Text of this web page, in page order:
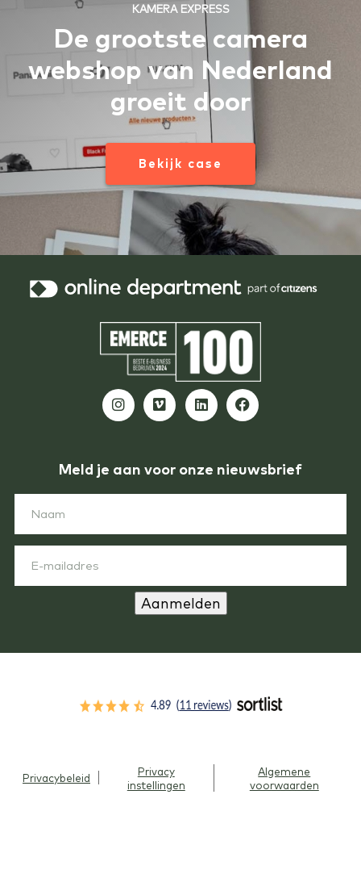
KAMERA EXPRESS
De grootste camera
webshop van Nederland
groeit door
Bekijk case
Meld je aan voor onze nieuwsbrief
Aanmelden
Privacybeleid
Privacy
instellingen
Algemene
voorwaarden